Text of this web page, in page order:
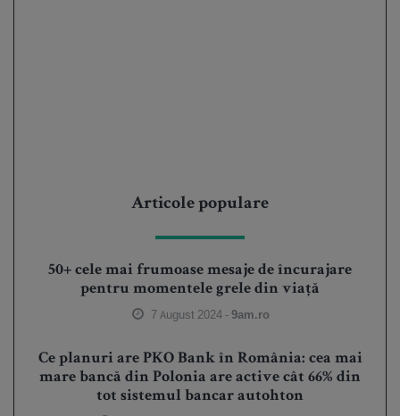
Articole populare
50+ cele mai frumoase mesaje de încurajare
pentru momentele grele din viață
7 August 2024 -9am.ro
Ce planuri are PKO Bank în România: cea mai
mare bancă din Polonia are active cât 66% din
tot sistemul bancar autohton